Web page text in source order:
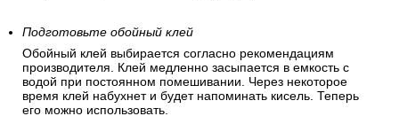
направлении, относительно предыдущего
Подготовьте обойный клей
Обойный клей выбирается согласно рекомендациям
производителя. Клей медленно засыпается в емкость с